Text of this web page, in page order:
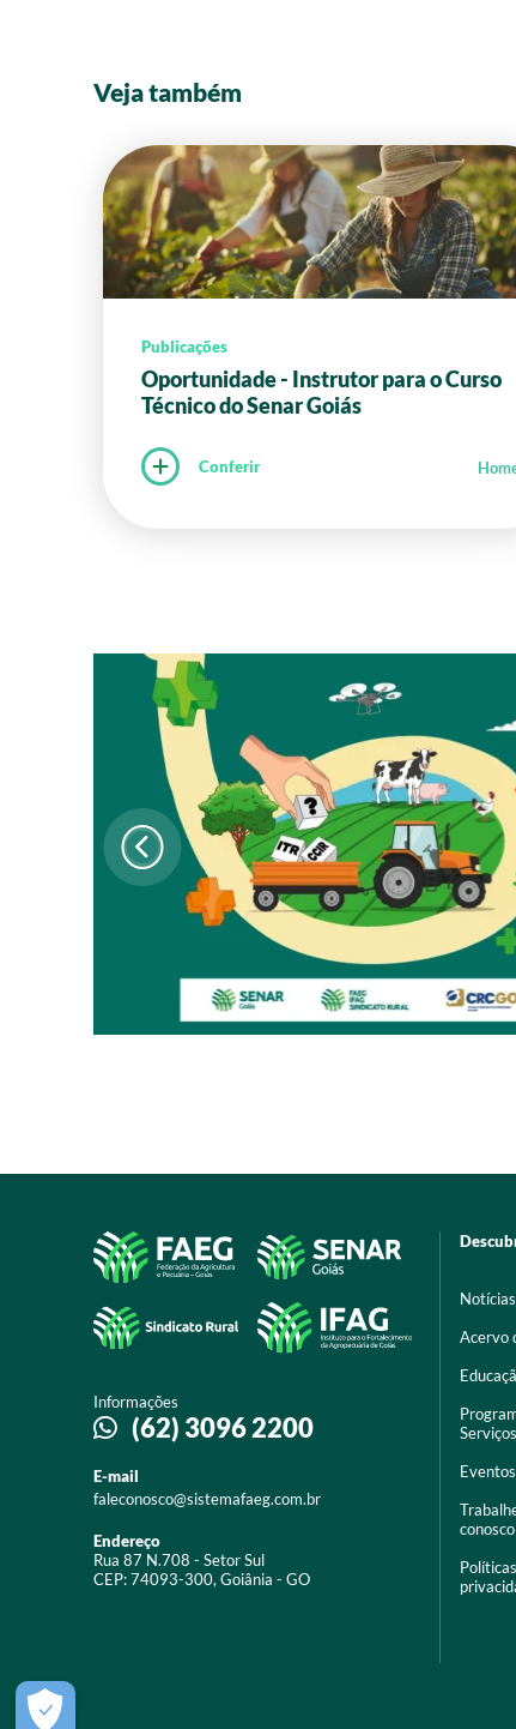
Veja também
Publicações
Oportunidade - Instrutor para o Curso
Técnico do Senar Goiás
Conferir
Informações
(62) 3096 2200
E-mail
faleconosco@sistemafaeg.com.br
Endereço
Rua 87 N.708 - Setor Sul
CEP: 74093-300, Goiânia - GO
Notícias
Acervo
Serviços
Eventos
conosco